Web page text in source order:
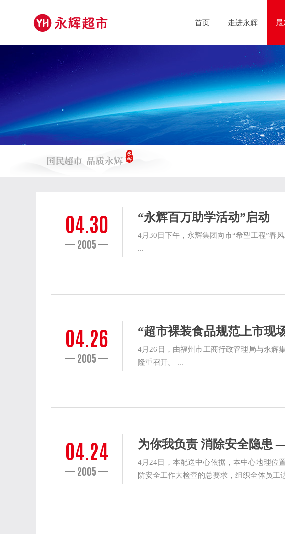
首页 走进永辉 最
04.30
2005
“永辉百万助学活动”启动
4月30日下午，永辉集团向市“希望工程”春
...
04.26
2005
“超市裸装食品规范上市现
4月26日，由福州市工商行政管理局与永辉
隆重召开。 ...
04.24
2005
为你我负责 消除安全隐患
4月24日，本配送中心依据，本中心地理位
防安全工作大检查的总要求，组织全体员